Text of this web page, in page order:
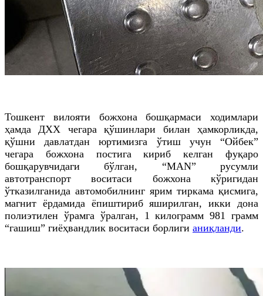
Тошкент вилояти божхона бошқармаси ходимлари
ҳамда ДХХ чегара қўшинлари билан ҳамкорликда,
қўшни давлатдан юртимизга ўтиш учун “Ойбек”
чегара божхона постига кириб келган фуқаро
бошқарувчидаги бўлган, “MAN” русумли
автотранспорт воситаси божхона кўригидан
ўтказилганида автомобилнинг ярим тиркама қисмига,
магнит ёрдамида ёпиштириб яширилган, икки дона
полиэтилен ўрамга ўралган, 1 килограмм 981 грамм
“гашиш” гиёҳвандлик воситаси борлиги аниқланди.